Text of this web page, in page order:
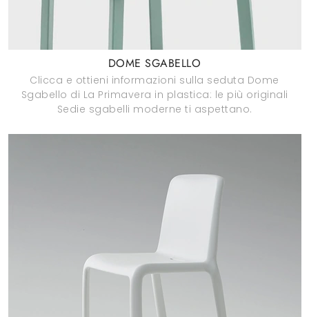
DOME SGABELLO
Clicca e ottieni informazioni sulla seduta Dome
Sgabello di La Primavera in plastica: le più originali
Sedie sgabelli moderne ti aspettano.